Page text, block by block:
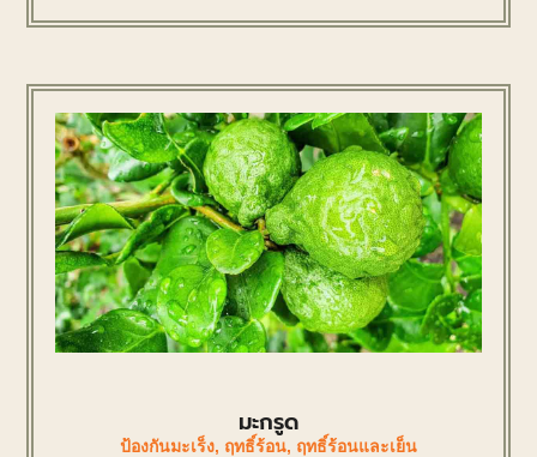
มะกรูด
ป้องกันมะเร็ง, ฤทธิ์ร้อน, ฤทธิ์ร้อนและเย็น